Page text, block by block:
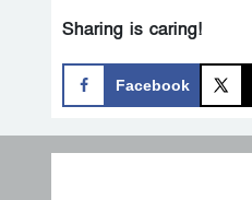
Sharing is caring!
Facebook